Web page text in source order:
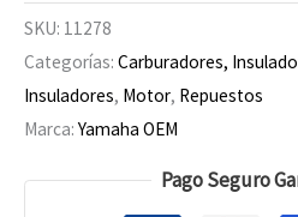
SKU: 11278
Categorías: Carburadores,
Insuladores, Motor, Repuestos
Marca: Yamaha OEM
Pago Seguro